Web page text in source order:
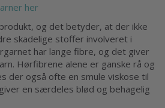
her
og det betyder, at der ikke
skadelige stoffer involveret i
har lange fibre, og det giver
Hørfibrene alene er ganske rå og
der også ofte en smule viskose til
en særdeles blød og behagelig